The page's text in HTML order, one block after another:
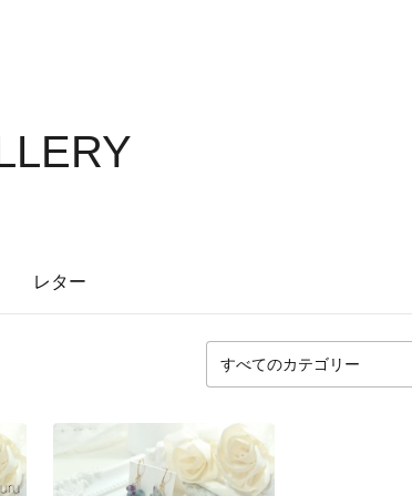
レター